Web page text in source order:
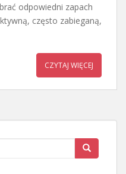
odpowiedni zapach
często zabieganą,
CZYTAJ WIĘCEJ